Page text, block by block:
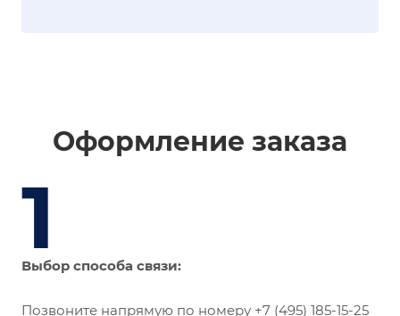
Оформление заказа
1
Выбор способа связи:
Позвоните напрямую по номеру +7 (495) 185-15-25